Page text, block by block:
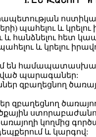
պահելու և
հանձնելու հետ
և կրելու
են
պարագաներ:
զբաղեցնող
կողմից
և կարգով: